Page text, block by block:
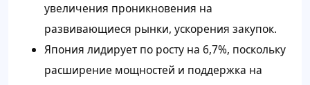
увеличения проникновения на
развивающиеся рынки, ускорения закупок.
Япония лидирует по росту на 6,7%, поскольку
расширение мощностей и поддержка на